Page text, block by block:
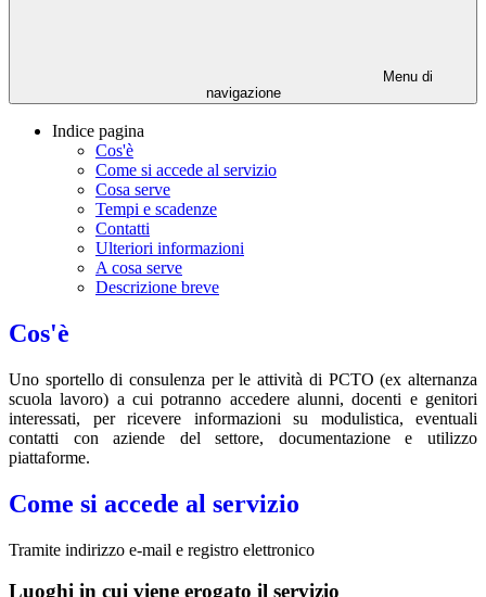
Menu di
navigazione
Indice pagina
Cos'è
Come si accede al servizio
Cosa serve
Tempi e scadenze
Contatti
Ulteriori informazioni
A cosa serve
Descrizione breve
Cos'è
Uno sportello di consulenza per le attività di PCTO (ex alternanza
scuola lavoro) a cui potranno accedere alunni, docenti e genitori
interessati, per ricevere informazioni su modulistica, eventuali
contatti con aziende del settore, documentazione e utilizzo
piattaforme.
Come si accede al servizio
Tramite indirizzo e-mail e registro elettronico
Luoghi in cui viene erogato il servizio